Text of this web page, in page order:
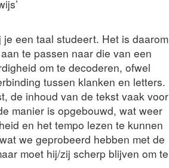
een taal studeert. Het is daarom
te passen naar die van een
om te decoderen, ofwel
tussen klanken en letters.
de inhoud van de tekst vaak voor
manier is opgebouwd, wat weer
en het tempo lezen te kunnen
we geprobeerd hebben met de
moet hij/zij scherp blijven om te